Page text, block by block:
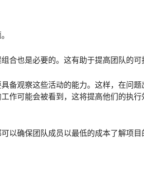
合也是必要的。这有助于提高团队的可
备观察这些活动的能力。这样，在问题
作可能会被看到，这将提高他们的执行
以确保团队成员以最低的成本了解项目